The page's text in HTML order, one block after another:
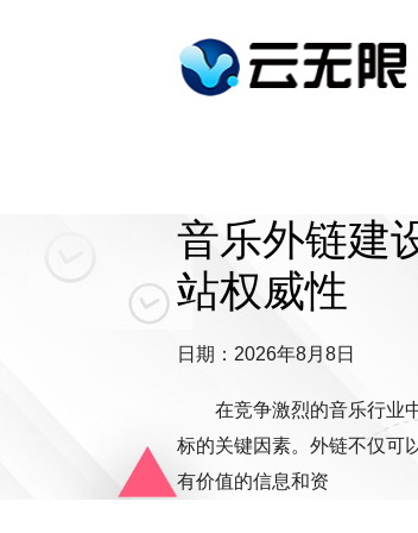
音乐外链建
站权威性
日期：2026年8月8日
在竞争激烈的音乐行业
标的关键因素。外链不仅可
有价值的信息和资